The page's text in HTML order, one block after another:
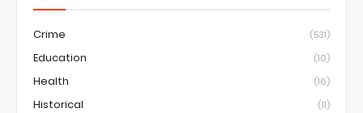
Crime (531)
Education (10)
Health (16)
Historical (11)